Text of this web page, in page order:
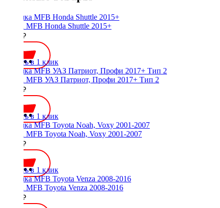
Рамка MFB Honda Shuttle 2015+
2700 ₽
Купить в 1 клик
Рамка MFB УАЗ Патриот, Профи 2017+ Тип 2
2000 ₽
Купить в 1 клик
Рамка MFB Toyota Noah, Voxy 2001-2007
3900 ₽
Купить в 1 клик
Рамка MFB Toyota Venza 2008-2016
3000 ₽